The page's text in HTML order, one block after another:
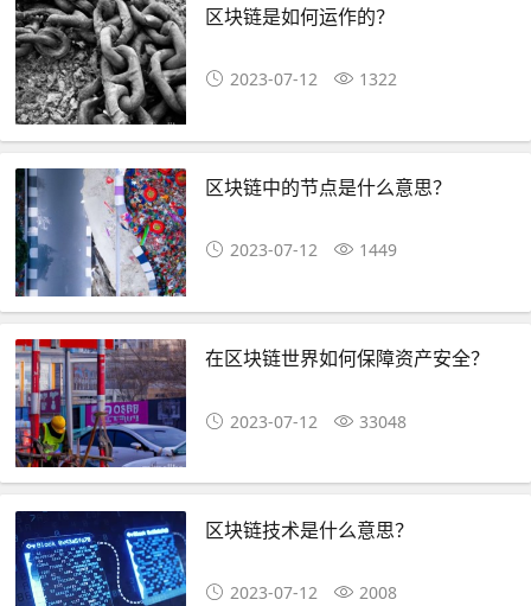
区块链是如何运作的？
2023-07-12 1322
区块链中的节点是什么意思？
2023-07-12 1449
在区块链世界如何保障资产安全？
2023-07-12 33048
区块链技术是什么意思？
2023-07-12 2008